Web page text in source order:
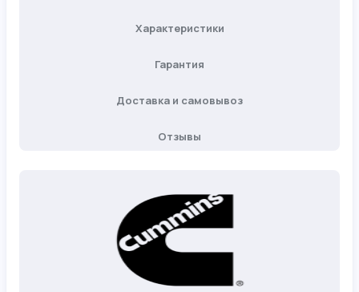
Характеристики
Гарантия
Доставка и самовывоз
Отзывы